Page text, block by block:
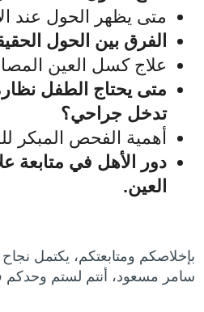
متى يظهر الحول عند
الفرق بين الحول
علاج كسل العين
متى يحتاج الطفل
تدخل جراحي؟
أهمية الفحص المبكر
دور الأهل في متابعة
العين.
بإخلاصكم ومتابعتكم، يكتمل نجاح
سامر مسعود، أنتم لستم وحدكم